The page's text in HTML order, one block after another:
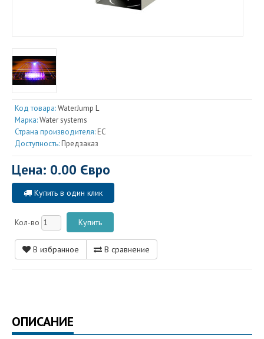
Код товара:WaterJump L
Марка:Water systems
Страна производителя: EC
Доступность: Предзаказ
Цена: 0.00 Євро
Купить в один клик
Кол-во
В избранное В сравнение
ОПИСАНИЕ